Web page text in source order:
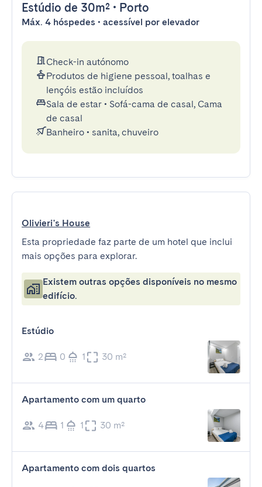
Estúdio de 30m² • Porto
Máx. 4 hóspedes • acessível por elevador
Check-in autónomo
Produtos de higiene pessoal, toalhas e
lençóis estão incluídos
Sala de estar • Sofá-cama de casal, Cama
de casal
Banheiro • sanita, chuveiro
Olivieri's House
Esta propriedade faz parte de um hotel que inclui
mais opções para explorar.
Existem outras opções disponíveis no mesmo
edifício.
Estúdio
2 0 1 30 m²
Apartamento com um quarto
4 1 1 30 m²
Apartamento com dois quartos